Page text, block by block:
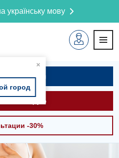
українську мову
×
город
на приём
скорую
-30%